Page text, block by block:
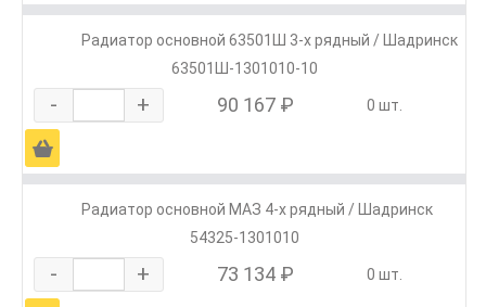
Радиатор основной 63501Ш 3-х рядный / Шадринск
63501Ш-1301010-10
- + 90 167 ₽ 0 шт.
Ä
Радиатор основной МАЗ 4-х рядный / Шадринск
54325-1301010
- + 73 134 ₽ 0 шт.